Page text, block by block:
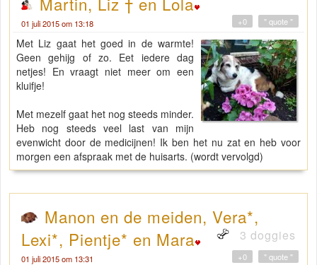
01 juli 2015 om 13:18 " quote "
+0
Met Liz gaat het goed in de warmte!
Geen gehijg of zo. Eet iedere dag
netjes! En vraagt niet meer om een
kluifje!
Met mezelf gaat het nog steeds minder.
Heb nog steeds veel last van mijn
evenwicht door de medicijnen! Ik ben het nu zat en heb voor
morgen een afspraak met de huisarts. (wordt vervolgd)
Manon en de meiden, Vera*,
Lexi*, Pientje* en Mara
3 doggies
01 juli 2015 om 13:31 " quote "
+0